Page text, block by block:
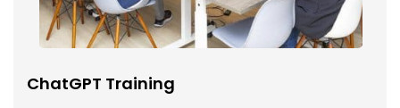
ChatGPT Training